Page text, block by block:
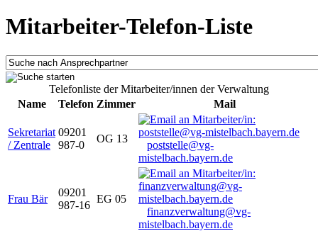
Mitarbeiter-Telefon-Liste
Telefonliste der Mitarbeiter/innen der Verwaltung
Name
Telefon Zimmer Mail
Sekretariat
/ Zentrale
09201
987-0
OG 13
poststelle@vg-
mistelbach.bayern.de
Frau Bär
09201
987-16
EG 05
finanzverwaltung@vg-
mistelbach.bayern.de